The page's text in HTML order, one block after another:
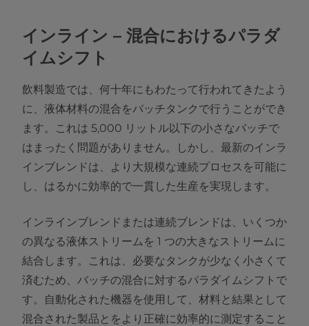
インライン – 混合におけるパラダ
イムシフト
飲料製造では、何十年にもわたって行われてきたよう
に、液体材料の混合をバッチタンクで行うことができ
ます。これは 5,000 リットル以下の小さなバッチで
はまったく問題がありません。しかし、最新のインラ
インブレンドは、より大規模な連続プロセスを可能に
し、はるかに効率的で一貫した生産を実現します。
インラインブレンドまたは連続ブレンドは、いくつか
の異なる液体ストリームを 1 つの大きなストリームに
結合します。これは、必要なタンクが少なく小さくて
済むため、バッチの混合に対するパラダイムシフトで
す。自動化された機器を使用して、材料と結果として
混合された製品とをより正確に効率的に測定すること